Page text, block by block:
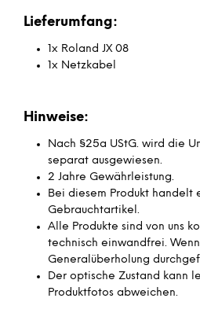
Lieferumfang:
1x Roland JX 08
1x Netzkabel
Hinweise:
Nach §25a UStG. wird die
separat ausgewiesen.
2 Jahre Gewährleistung.
Bei diesem Produkt handelt
Gebrauchtartikel.
Alle Produkte sind von uns
technisch einwandfrei.
Generalüberholung
Der optische Zustand kann
Produktfotos abweichen.